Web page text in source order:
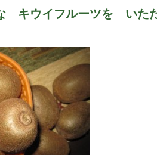
キウイフルーツを いた